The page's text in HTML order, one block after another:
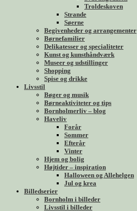
Troldeskoven
Strande
Søerne
Begivenheder og arrangementer
Børnefamilier
Delikatesser og specialiteter
Kunst og kunsthåndværk
Museer og udstillinger
Shopping
Spise og drikke
Livsstil
Bøger og musik
Børneaktiviteter og tips
Bornholmerliv – blog
Haveliv
Forår
Sommer
Efterår
Vinter
Hjem og bolig
Højtider – inspiration
Halloween og Allehelgen
Jul og krea
Billedserier
Bornholm i billeder
Livsstil i billeder